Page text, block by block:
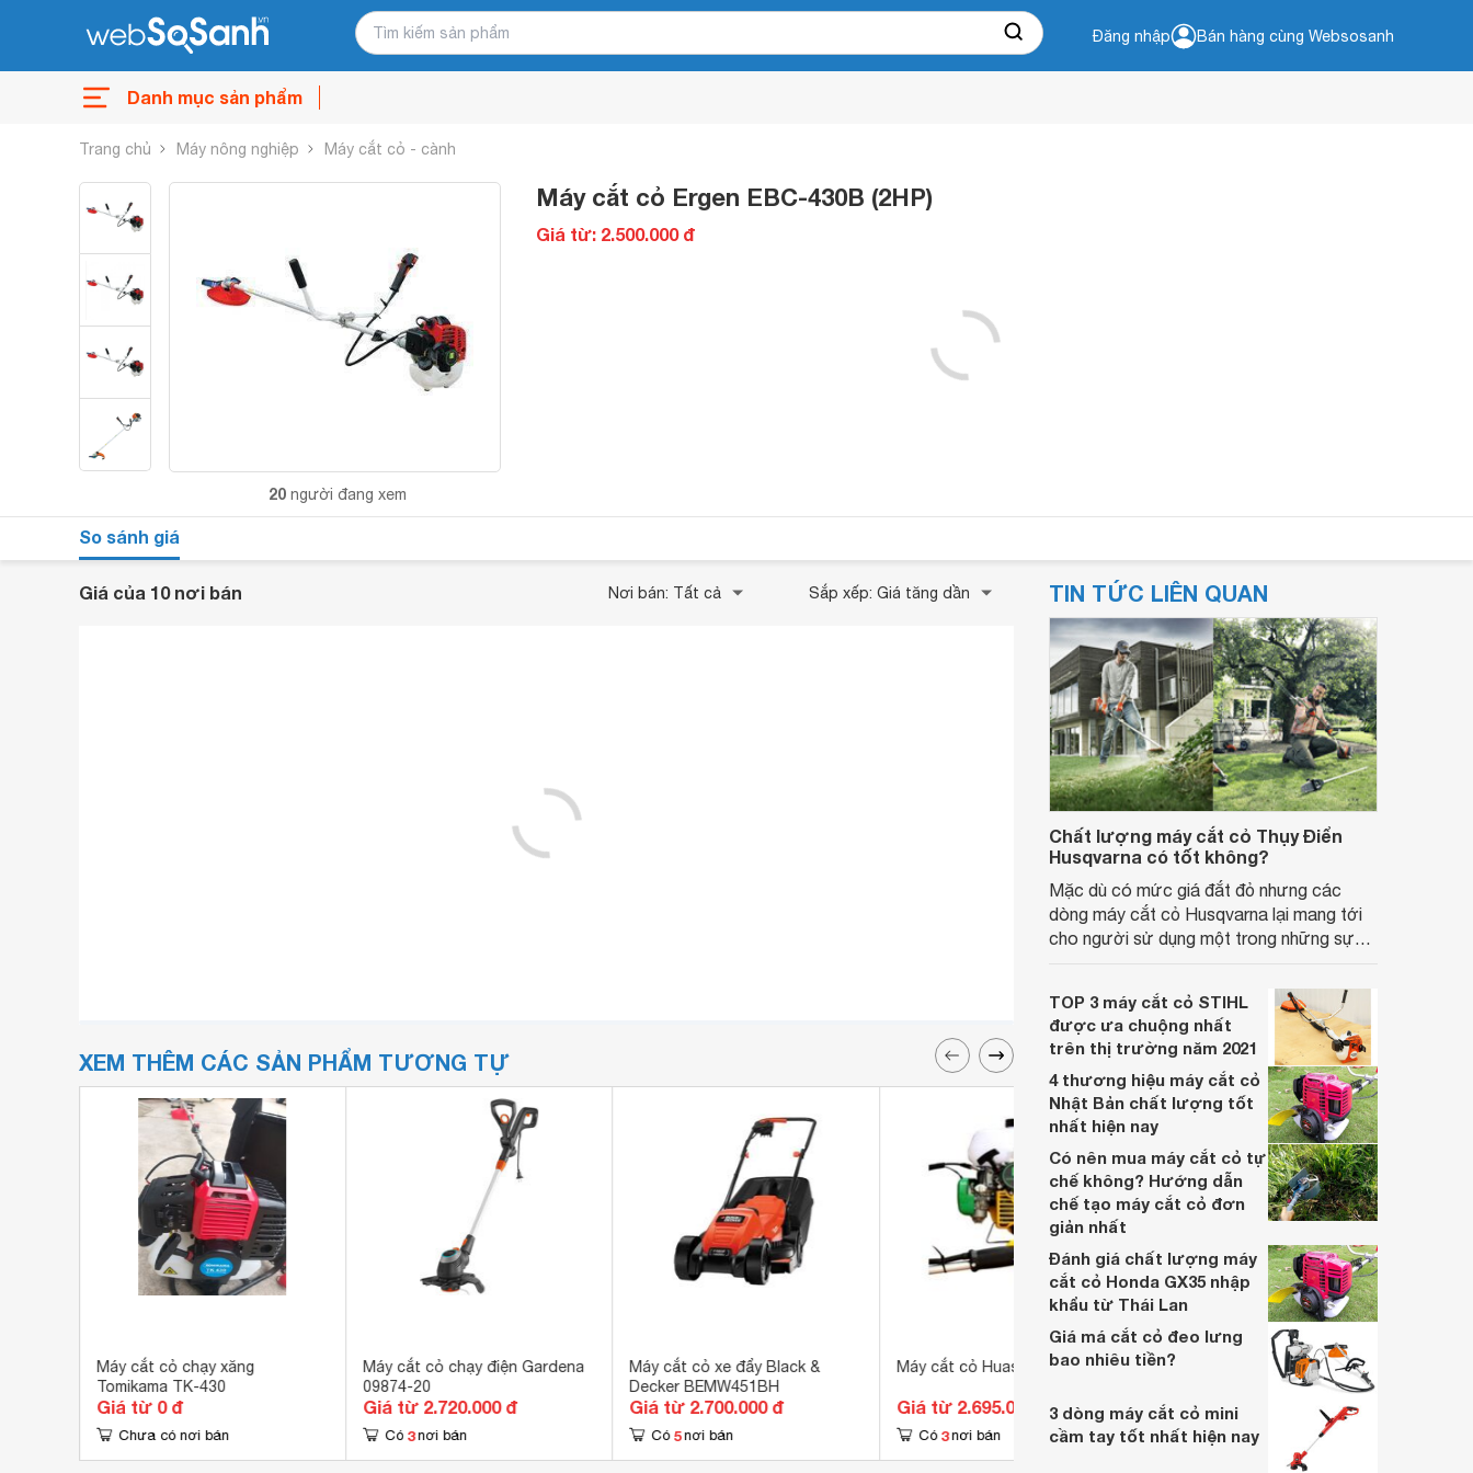
Đăng nhập Bán hàng cùng Websosanh
Danh mục sản phẩm
Trang chủ Máy nông nghiệp Máy cắt cỏ - cành
20 người đang xem
Máy cắt cỏ Ergen EBC-430B (2HP)
Giá từ: 2.500.000 đ
So sánh giá
Giá của 10 nơi bán Nơi bán: Tất cả Sắp xếp: Giá tăng dần
XEM THÊM CÁC SẢN PHẨM TƯƠNG TỰ
Máy cắt cỏ chạy xăng
Tomikama TK-430
Giá từ 0 đ
Chưa có nơi bán
Máy cắt cỏ chạy điện Gardena
09874-20
Giá từ 2.720.000 đ
Có 3 nơi bán
Máy cắt cỏ xe đẩy Black &
Decker BEMW451BH
Giá từ 2.700.000 đ
Có 5 nơi bán
Máy cắt cỏ Huasheng HS 328
Giá từ 2.695.000 đ
Có 3 nơi bán
Máy cắt cỏ Maruyama BC-2600
Giá từ 5.060.000 đ
Có 3 nơi bán
TIN TỨC LIÊN QUAN
Chất lượng máy cắt cỏ Thụy Điển
Husqvarna có tốt không?
Mặc dù có mức giá đắt đỏ nhưng các
dòng máy cắt cỏ Husqvarna lại mang tới
cho người sử dụng một trong những sự
TOP 3 máy cắt cỏ STIHL
được ưa chuộng nhất
trên thị trường năm 2021
4 thương hiệu máy cắt cỏ
Nhật Bản chất lượng tốt
nhất hiện nay
Có nên mua máy cắt cỏ tự
chế không? Hướng dẫn
chế tạo máy cắt cỏ đơn
giản nhất
Đánh giá chất lượng máy
cắt cỏ Honda GX35 nhập
khẩu từ Thái Lan
Giá má cắt cỏ đeo lưng
bao nhiêu tiền?
3 dòng máy cắt cỏ mini
cầm tay tốt nhất hiện nay